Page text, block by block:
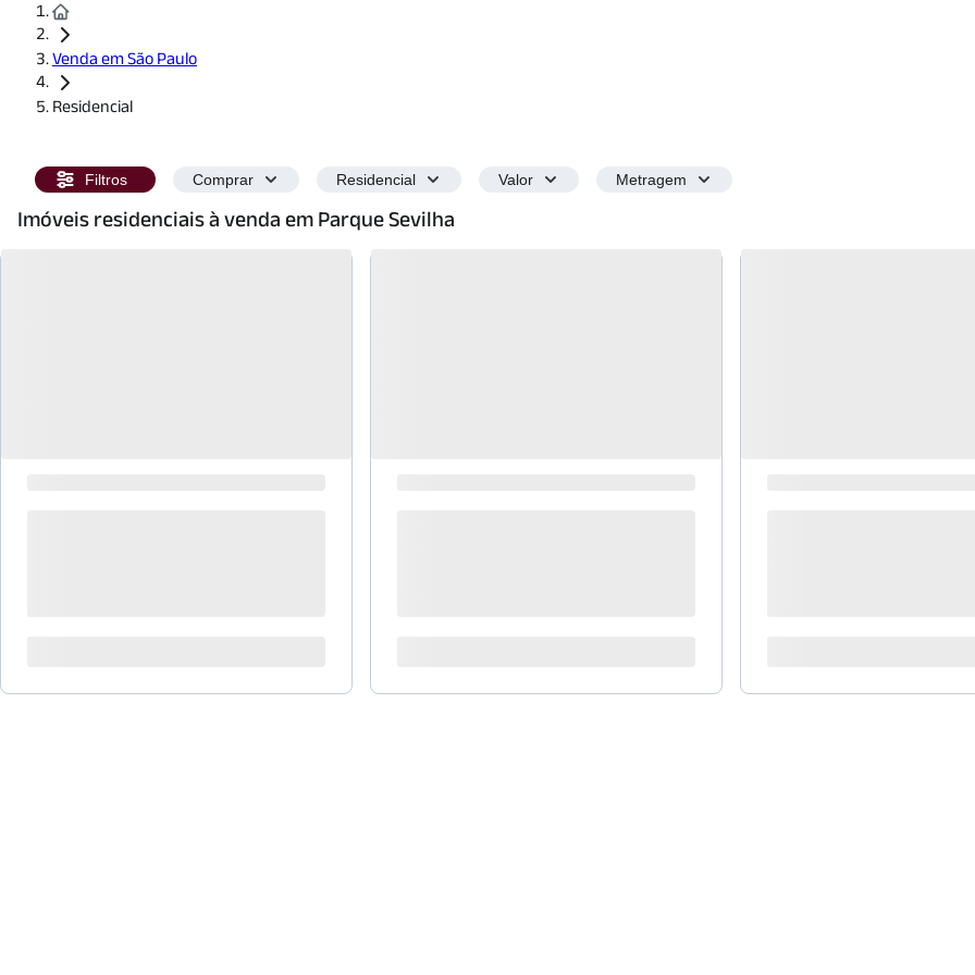
Venda em São Paulo
Residencial
Filtros Comprar Residencial Valor Metragem
Imóveis residenciais à venda em Parque Sevilha